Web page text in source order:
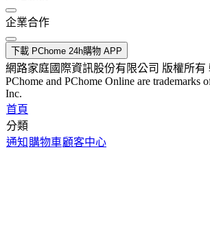
企業合作
下載 PChome 24h購物 APP
網路家庭國際資訊股份有限公司 版權所有
PChome and PChome Online are trademarks
Inc.
首頁
分類
通知 購物車顧客中心